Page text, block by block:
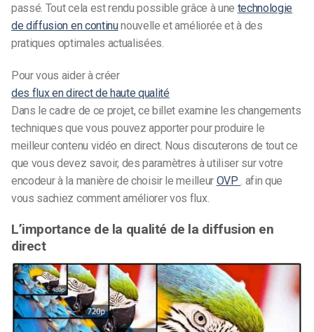
passé. Tout cela est rendu possible grâce à une technologie
de diffusion en continunouvelle et améliorée et à des
pratiques optimales actualisées.
Pour vous aider à créer
des flux en direct de haute qualité
Dans le cadre de ce projet, ce billet examine les changements
techniques que vous pouvez apporter pour produire le
meilleur contenu vidéo en direct. Nous discuterons de tout ce
que vous devez savoir, des paramètres à utiliser sur votre
encodeur à la manière de choisir le meilleur OVP afin que
vous sachiez comment améliorer vos flux.
L’importance de la qualité de la diffusion en
direct